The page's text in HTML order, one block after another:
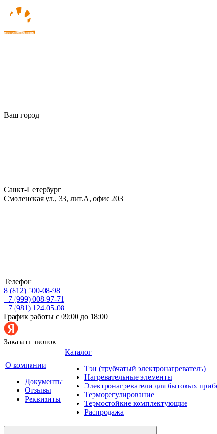
Ваш город
Санкт-Петербург
Смоленская ул., 33, лит.А, офис 203
Телефон
8 (812) 500-08-98
+7 (999) 008-97-71
+7 (981) 124-05-08
График работы с 09:00 до 18:00
Заказать звонок
О компании
Документы
Отзывы
Реквизиты
Каталог
Тэн (трубчатый электронагреватель)
Нагревательные элементы
Электронагреватели для бытовых
Терморегулирование
Термостойкие комплектующие
Распродажа